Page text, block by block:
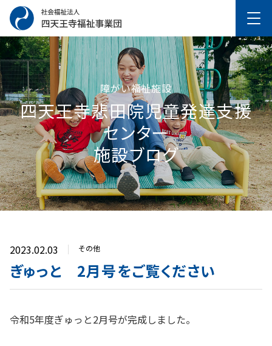
障がい福祉施設
四天王寺悲⽥院児童発達⽀援
センター
施設ブログ
2023.02.03 その他
ぎゅっと 2月号をご覧ください
令和5年度ぎゅっと2月号が完成しました。